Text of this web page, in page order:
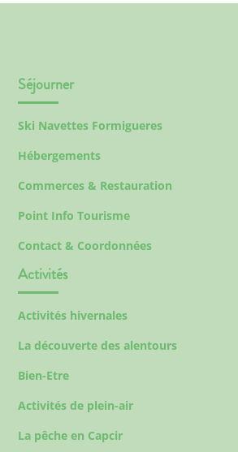
Séjourner
Ski Navettes Formigueres
Hébergements
Commerces & Restauration
Point Info Tourisme
Contact & Coordonnées
Activités
Activités hivernales
La découverte des alentours
Bien-Etre
Activités de plein-air
La pêche en Capcir